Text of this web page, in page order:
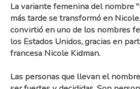
La variante femenina del nombre
más tarde se transformó en
convirtió en uno de los nombres
los Estados Unidos, gracias en
francesa Nicole Kidman.
Las personas que llevan el